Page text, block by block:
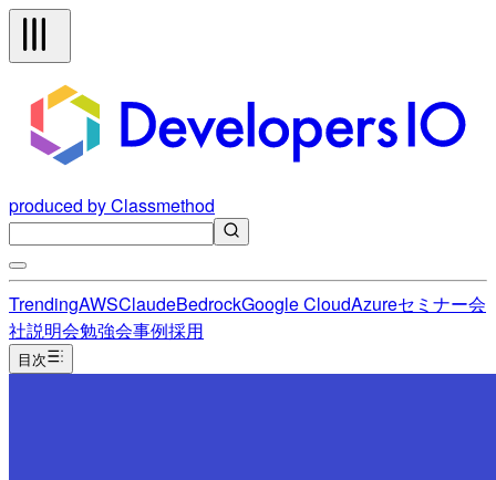
produced by Classmethod
TrendingAWSClaudeBedrockGoogle CloudAzureセミナー会
社説明会勉強会事例採用
目次